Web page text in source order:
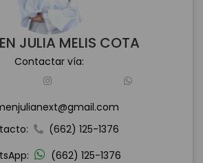
JULIA MELIS COTA
Contactar vía:
(662) 125-1376
(662) 125-1376